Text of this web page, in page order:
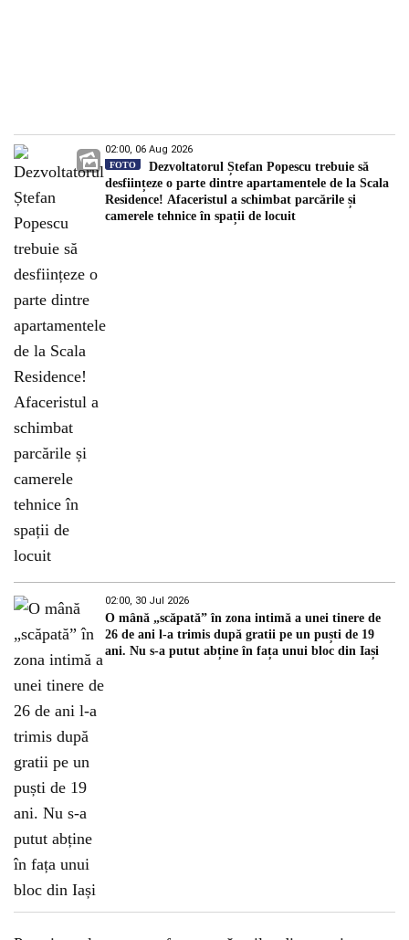
02:00, 06 Aug 2026
FOTO
Dezvoltatorul Ștefan Popescu trebuie să
desființeze o parte dintre apartamentele de la Scala
Residence! Afaceristul a schimbat parcările și
camerele tehnice în spații de locuit
02:00, 30 Jul 2026
O mână „scăpată” în zona intimă a unei tinere de
26 de ani l-a trimis după gratii pe un puști de 19
ani. Nu s-a putut abține în fața unui bloc din Iași